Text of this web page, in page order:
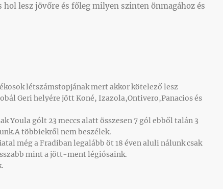
hol lesz jövőre és főleg milyen szinten önmagához és
létszámstopjának mert akkor kötelező lesz
Geri helyére jött Koné, Izazola,Ontivero,Panacios és
Youla gólt 23 meccs alatt összesen 7 gól ebből talán 3
többiekről nem beszélek.
még a Fradiban legalább öt 18 éven aluli nálunk csak
mint a jött-ment légiósaink.